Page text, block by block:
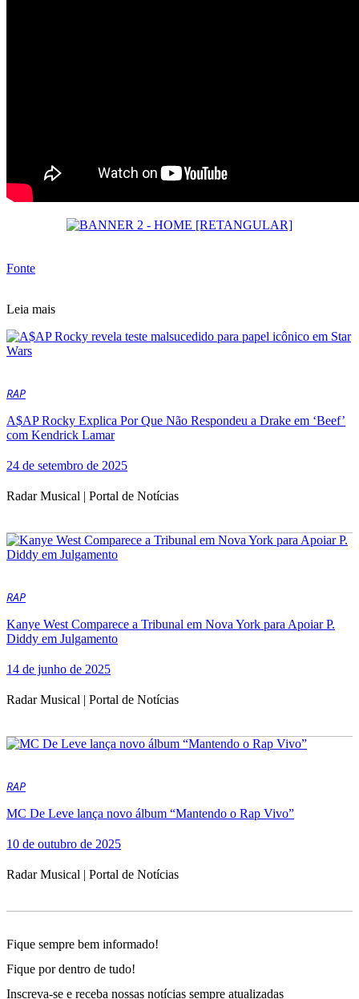
Fonte
Leia mais
RAP
A$AP Rocky Explica Por Que Não Respondeu a Drake em ‘Beef’
com Kendrick Lamar
24 de setembro de 2025
Radar Musical | Portal de Notícias
RAP
Kanye West Comparece a Tribunal em Nova York para Apoiar P.
Diddy em Julgamento
14 de junho de 2025
Radar Musical | Portal de Notícias
RAP
MC De Leve lança novo álbum “Mantendo o Rap Vivo”
10 de outubro de 2025
Radar Musical | Portal de Notícias
Fique sempre bem informado!
Fique por dentro de tudo!
Inscreva-se e receba nossas notícias sempre atualizadas